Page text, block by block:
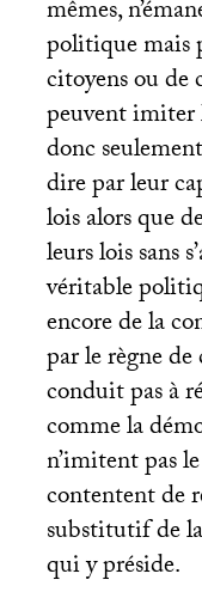
mêmes,
politique mais
citoyens ou de
peuvent imiter
donc
dire par leur
lois alors que
leurs lois sans
véritable
encore de la
par le règne
conduit pas à
comme la
n’imitent pas
contentent de
substitutif de
qui y préside.